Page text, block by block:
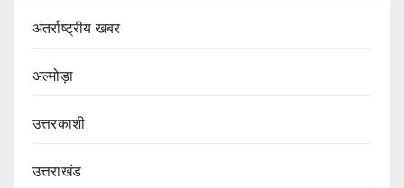
अंतर्राष्ट्रीय खबर
अल्मोड़ा
उत्तरकाशी
उत्तराखंड